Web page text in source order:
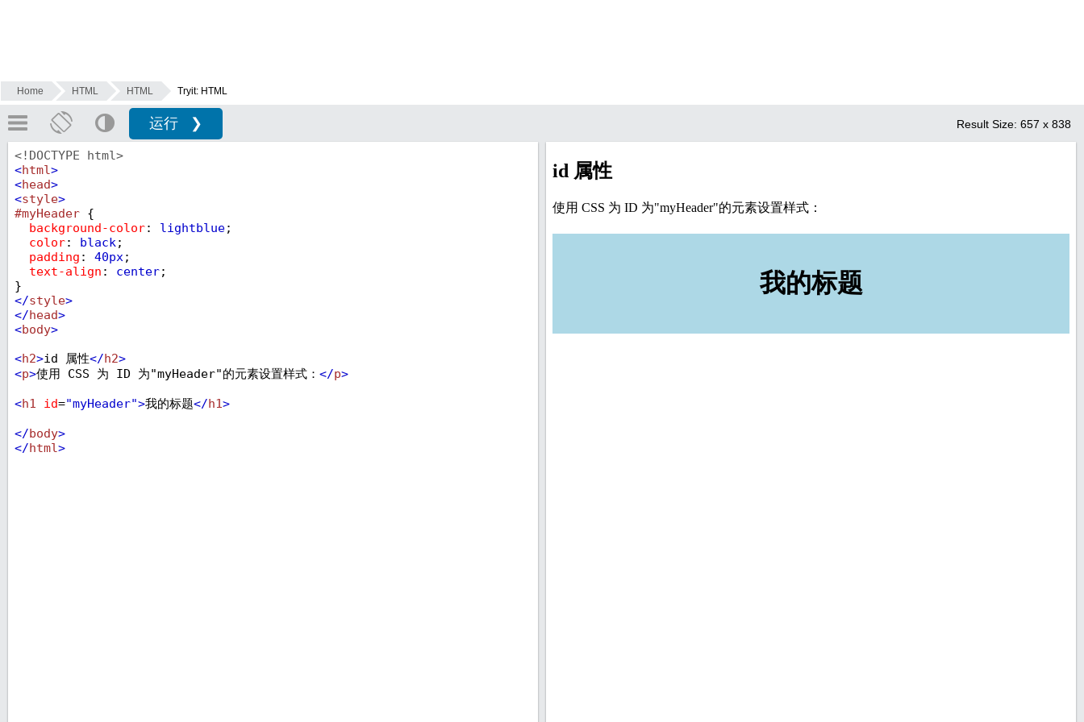
Home HTML HTML Tryit: HTML
运行 ❯ Result Size: 657 x 838
<!DOCTYPE html>
<html>
<head>
<style>
#myHeader {
background-color: lightblue;
color: black;
padding : 40px;
text-align : center;
}
</style>
</head>
<body>
<h2>id 属性</h2>
<p>使用 CSS 为 ID 为"myHeader"的元素设置样式： </p>
<h1 id="myHeader">我的标题</h1>
</body>
</html>